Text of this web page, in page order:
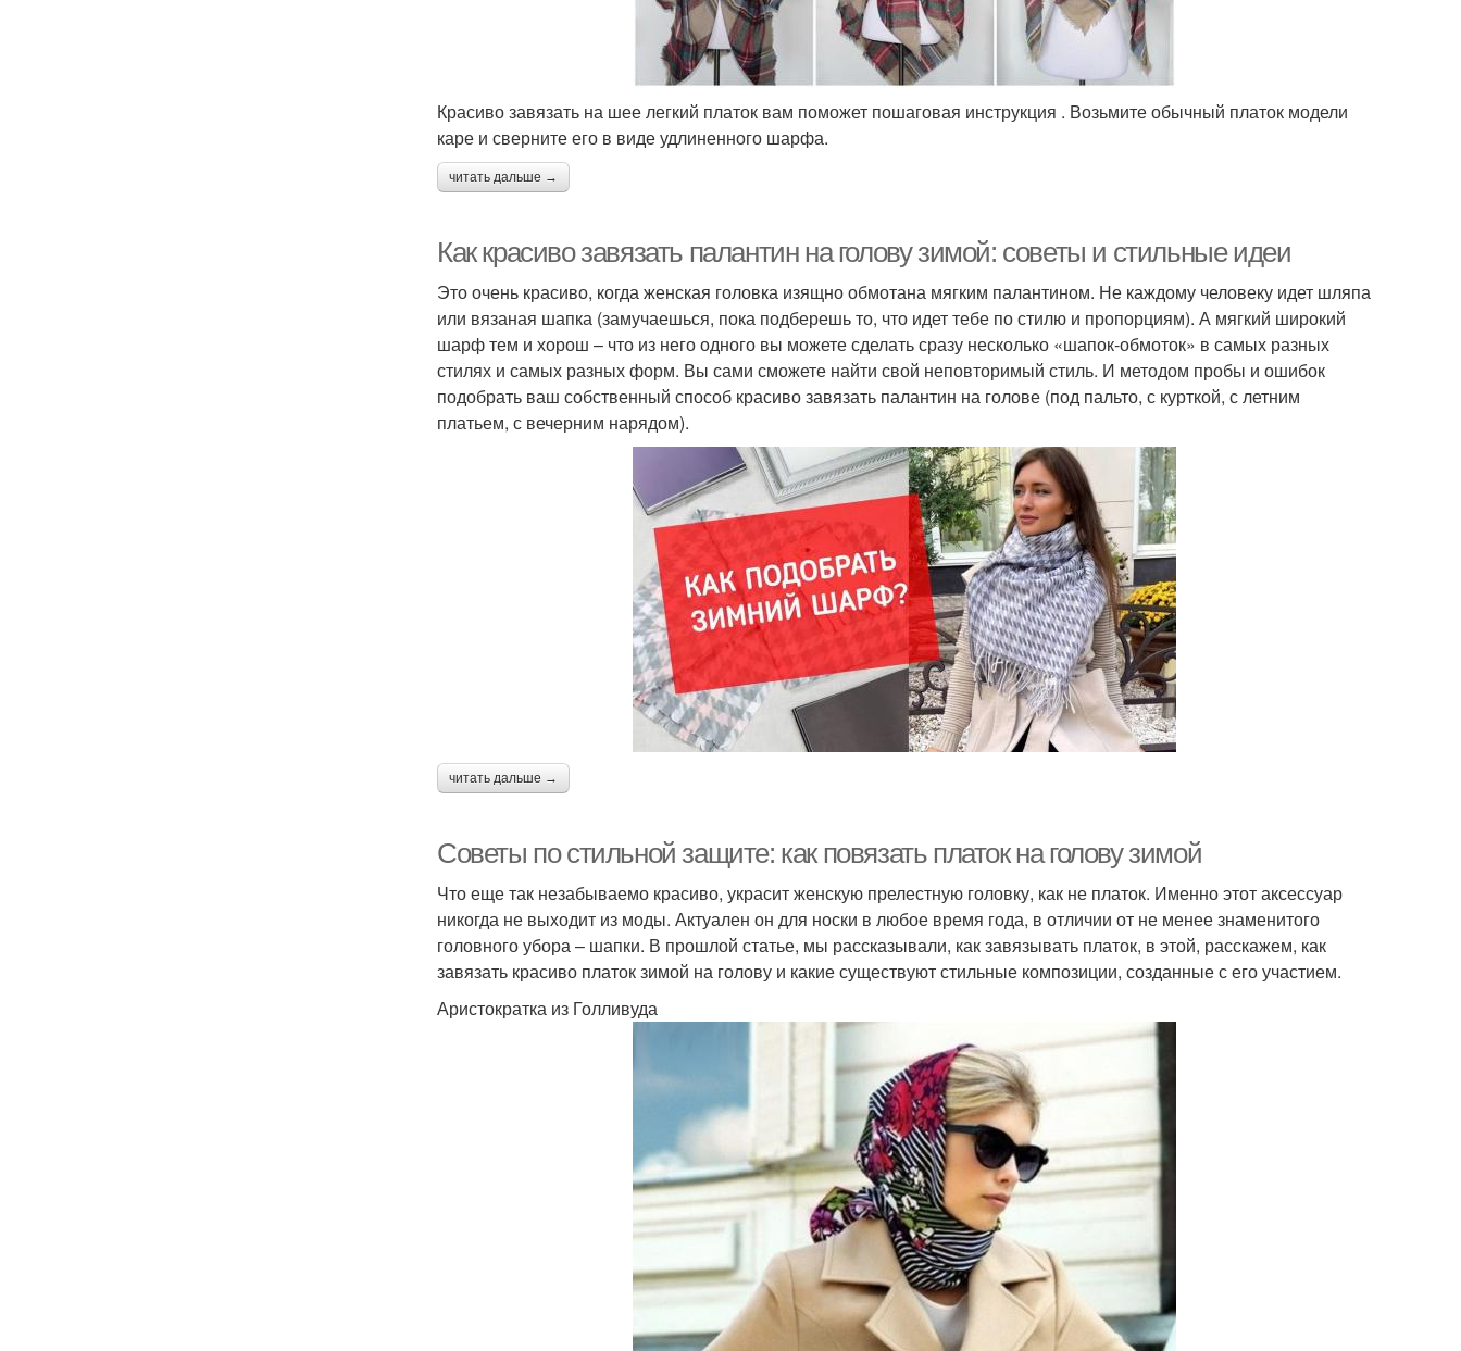
Красиво завязать на шее легкий платок вам поможет пошаговая инструкция . Возьмите обычный платок модели
каре и сверните его в виде удлиненного шарфа.
читать дальше →
Как красиво завязать палантин на голову зимой: советы и стильные идеи
Это очень красиво, когда женская головка изящно обмотана мягким палантином. Не каждому человеку идет шляпа
или вязаная шапка (замучаешься, пока подберешь то, что идет тебе по стилю и пропорциям). А мягкий широкий
шарф тем и хорош – что из него одного вы можете сделать сразу несколько «шапок-обмоток» в самых разных
стилях и самых разных форм. Вы сами сможете найти свой неповторимый стиль. И методом пробы и ошибок
подобрать ваш собственный способ красиво завязать палантин на голове (под пальто, с курткой, с летним
платьем, с вечерним нарядом).
читать дальше →
Советы по стильной защите: как повязать платок на голову зимой
Что еще так незабываемо красиво, украсит женскую прелестную головку, как не платок. Именно этот аксессуар
никогда не выходит из моды. Актуален он для носки в любое время года, в отличии от не менее знаменитого
головного убора – шапки. В прошлой статье, мы рассказывали, как завязывать платок, в этой, расскажем, как
завязать красиво платок зимой на голову и какие существуют стильные композиции, созданные с его участием.
Аристократка из Голливуда